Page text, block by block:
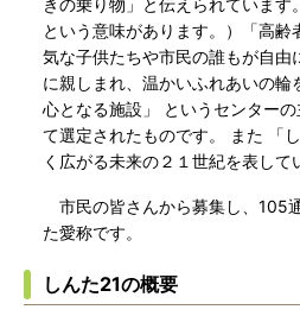
きの乗り物」と伝えられています
という意味があります。）「高
気な子供たちや市民の誰もが自由
に親しまれ、温かいふれあいの輪
心となる施設」 というセンター
て選定されたものです。 また 「
く広がる未来の２１世紀を表して
市民の皆さんから募集し、105
た愛称です。
しんた21の概要